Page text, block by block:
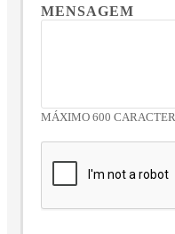
MENSAGEM
MÁXIMO 600